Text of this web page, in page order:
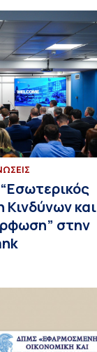
Κινδύνων και
στην